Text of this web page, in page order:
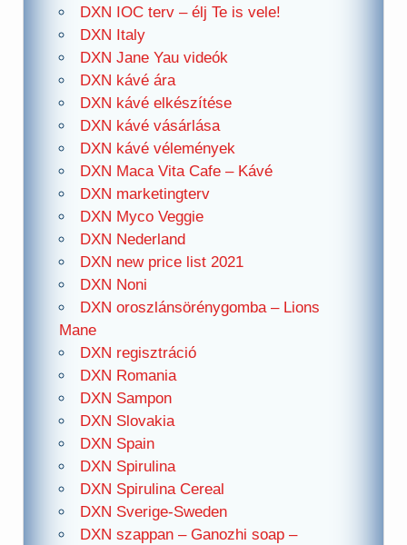
DXN IOC terv – élj Te is vele!
DXN Italy
DXN Jane Yau videók
DXN kávé ára
DXN kávé elkészítése
DXN kávé vásárlása
DXN kávé vélemények
DXN Maca Vita Cafe – Kávé
DXN marketingterv
DXN Myco Veggie
DXN Nederland
DXN new price list 2021
DXN Noni
DXN oroszlánsörénygomba – Lions
Mane
DXN regisztráció
DXN Romania
DXN Sampon
DXN Slovakia
DXN Spain
DXN Spirulina
DXN Spirulina Cereal
DXN Sverige-Sweden
DXN szappan – Ganozhi soap –